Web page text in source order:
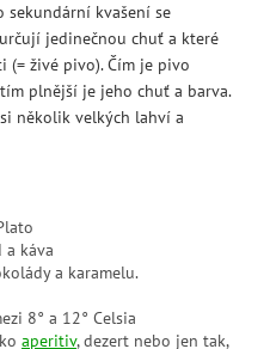
sekundární kvašení se
jedinečnou chuť a které
živé pivo). Čím je pivo
plnější je jeho chuť a barva.
několik velkých lahví a
a káva
a karamelu.
8° a 12° Celsia
aperitiv, dezert nebo jen tak,